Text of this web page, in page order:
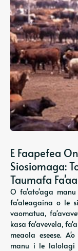
E Faapefea
Siosiomaga:
Taumafa
O fa'ato'aga
fa'aleagaina o le
vaomatua,
kasa fa'avevela,
meaola eseese.
manu i le lalolagi